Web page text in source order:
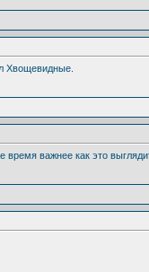
Хвощевидные.
важнее как это